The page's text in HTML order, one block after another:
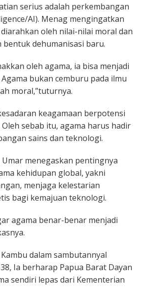
serius adalah perkembangan
AI). Menag mengingatkan
oleh nilai-nilai moral dan
dehumanisasi baru.
oleh agama, ia bisa menjadi
bukan cemburu pada ilmu
moral,”tuturnya.
keagamaan berpotensi
sebab itu, agama harus hadir
sains dan teknologi.
menegaskan pentingnya
kehidupan global, yakni
menjaga kelestarian
bagi kemajuan teknologi.
agama benar-benar menjadi
dalam sambutannyal
Ia berharap Papua Barat Dayan
sendiri lepas dari Kementerian